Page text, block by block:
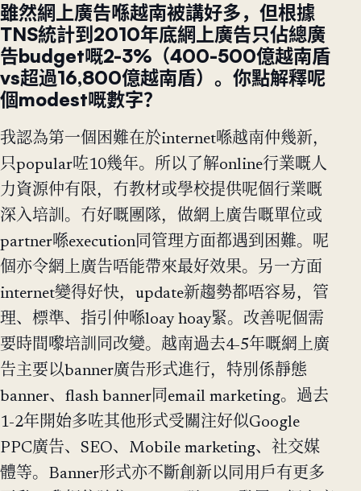
雖然網上廣告喺越南被講好多，但根據
TNS統計到2010年底網上廣告只佔總廣
告budget嘅2-3%（400-500億越南盾
vs超過16,800億越南盾）。你點解釋呢
個modest嘅數字？
我認為第一個困難在於internet喺越南仲幾新，
只popular咗10幾年。所以了解online行業嘅人
力資源仲有限，冇教材或學校提供呢個行業嘅
深入培訓。冇好嘅團隊，做網上廣告嘅單位或
partner喺execution同管理方面都遇到困難。呢
個亦令網上廣告唔能帶來最好效果。另一方面
internet變得好快，update新趨勢都唔容易，管
理、標準、指引仲喺loay hoay緊。改善呢個需
要時間嚟培訓同改變。越南過去4-5年嘅網上廣
告主要以banner廣告形式進行，特別係靜態
banner、flash banner同email marketing。過去
1-2年開始多咗其他形式受關注好似Google
PPC廣告、SEO、Mobile marketing、社交媒
體等。Banner形式亦不斷創新以同用戶有更多